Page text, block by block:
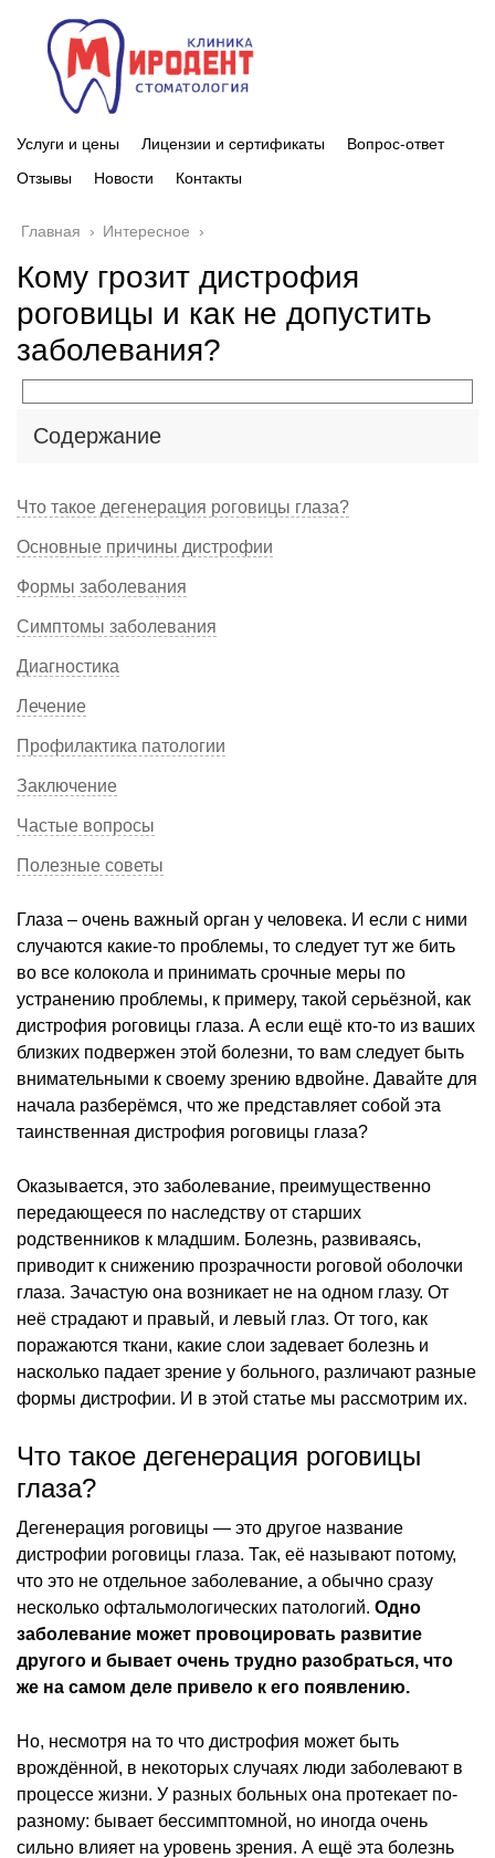
Услуги и цены Лицензии и сертификаты
Вопрос-ответ
Отзывы
Новости Контакты
Главная › Интересное ›
Кому грозит дистрофия
роговицы и как не допустить
заболевания?
Содержание
Что такое дегенерация роговицы глаза?
Основные причины дистрофии
Формы заболевания
Симптомы заболевания
Диагностика
Лечение
Профилактика патологии
Заключение
Частые вопросы
Полезные советы
Глаза – очень важный орган у человека. И если с ними
случаются какие-то проблемы, то следует тут же бить
во все колокола и принимать срочные меры по
устранению проблемы, к примеру, такой серьёзной, как
дистрофия роговицы глаза. А если ещё кто-то из ваших
близких подвержен этой болезни, то вам следует быть
внимательными к своему зрению вдвойне. Давайте для
начала разберёмся, что же представляет собой эта
таинственная дистрофия роговицы глаза?
Оказывается, это заболевание, преимущественно
передающееся по наследству от старших
родственников к младшим. Болезнь, развиваясь,
приводит к снижению прозрачности роговой оболочки
глаза. Зачастую она возникает не на одном глазу. От
неё страдают и правый, и левый глаз. От того, как
поражаются ткани, какие слои задевает болезнь и
насколько падает зрение у больного, различают разные
формы дистрофии. И в этой статье мы рассмотрим их.
Что такое дегенерация роговицы
глаза?
Дегенерация роговицы — это другое название
дистрофии роговицы глаза. Так, её называют потому,
что это не отдельное заболевание, а обычно сразу
несколько офтальмологических патологий. Одно
заболевание может провоцировать развитие
другого и бывает очень трудно разобраться, что
же на самом деле привело к его появлению.
Но, несмотря на то что дистрофия может быть
врождённой, в некоторых случаях люди заболевают в
процессе жизни. У разных больных она протекает по-
разному: бывает бессимптомной, но иногда очень
сильно влияет на уровень зрения. А ещё эта болезнь